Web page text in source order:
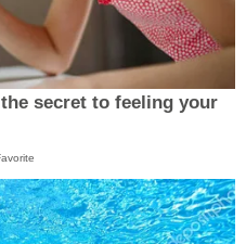
secret to feeling your